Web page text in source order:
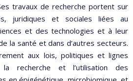
travaux de recherche portent sur
juridiques et sociales liées au
et des technologies et à leur
la santé et dans d’autres secteurs.
aux lois, politiques et lignes
la recherche et l’utilisation des